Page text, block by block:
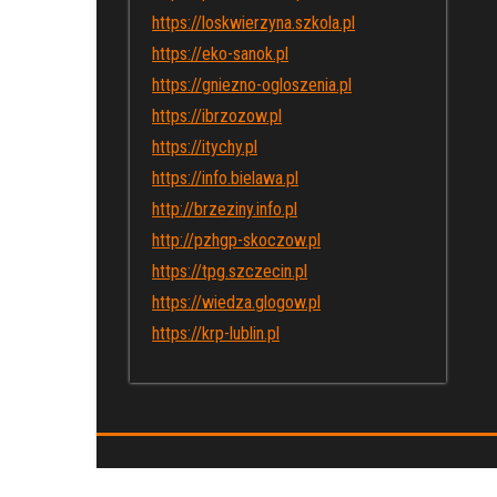
https://loskwierzyna.szkola.pl
https://eko-sanok.pl
https://gniezno-ogloszenia.pl
https://ibrzozow.pl
https://itychy.pl
https://info.bielawa.pl
http://brzeziny.info.pl
http://pzhgp-skoczow.pl
https://tpg.szczecin.pl
https://wiedza.glogow.pl
https://krp-lublin.pl